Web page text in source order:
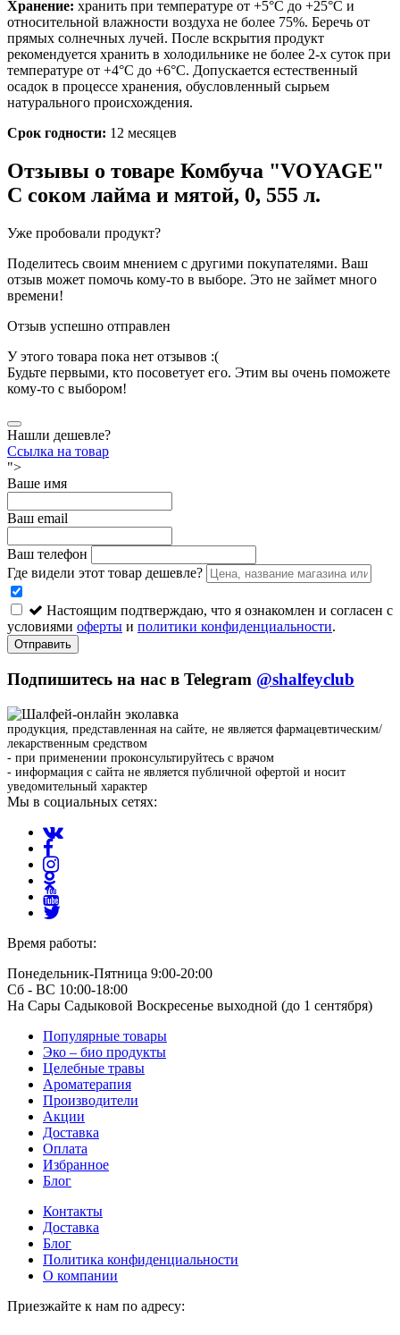
Хранение: хранить при температуре от +5°С до +25°С и
относительной влажности воздуха не более 75%. Беречь от
прямых солнечных лучей. После вскрытия продукт
рекомендуется хранить в холодильнике не более 2-х суток при
температуре от +4°С до +6°С. Допускается естественный
осадок в процессе хранения, обусловленный сырьем
натурального происхождения.
Срок годности: 12 месяцев
Отзывы о товаре Комбуча "VOYAGE"
С соком лайма и мятой, 0, 555 л.
Уже пробовали продукт?
Поделитесь своим мнением с другими покупателями. Ваш
отзыв может помочь кому-то в выборе. Это не займет много
времени!
Отзыв успешно отправлен
У этого товара пока нет отзывов :(
Будьте первыми, кто посоветует его. Этим вы очень поможете
кому-то с выбором!
Нашли дешевле?
Ссылка на товар
">
Ваше имя
Ваш email
Ваш телефон
Где видели этот товар дешевле?
Настоящим подтверждаю, что я ознакомлен и согласен с
условиями оферты и политики конфиденциальности.
Отправить
Подпишитесь на нас в Telegram @shalfeyclub
продукция, представленная на сайте, не является фармацевтическим/
лекарственным средством
- при применении проконсультируйтесь с врачом
- информация с сайта не является публичной офертой и носит
уведомительный характер
Мы в социальных сетях:
Время работы:
Понедельник-Пятница 9:00-20:00
Сб - ВС 10:00-18:00
На Сары Садыковой Воскресенье выходной (до 1 сентября)
Популярные товары
Эко – био продукты
Целебные травы
Ароматерапия
Производители
Акции
Доставка
Оплата
Избранное
Блог
Контакты
Доставка
Блог
Политика конфиденциальности
О компании
Приезжайте к нам по адресу: